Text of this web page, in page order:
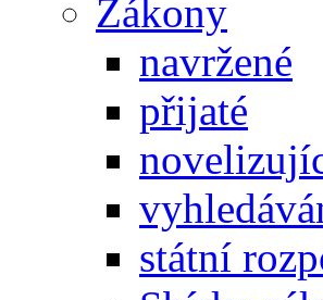
Zákony
navržené
přijaté
státní